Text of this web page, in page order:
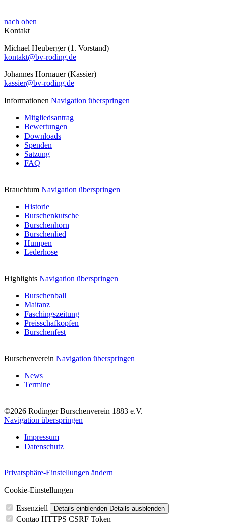
nach oben
Kontakt
Michael Heuberger (1. Vorstand)
kontakt@bv-roding.de
Johannes Hornauer (Kassier)
kassier@bv-roding.de
Informationen Navigation überspringen
Mitgliedsantrag
Bewertungen
Downloads
Spenden
Satzung
FAQ
Brauchtum Navigation überspringen
Historie
Burschenkutsche
Burschenhorn
Burschenlied
Humpen
Lederhose
Highlights Navigation überspringen
Burschenball
Maitanz
Faschingszeitung
Preisschafkopfen
Burschenfest
Burschenverein Navigation überspringen
News
Termine
©2026 Rodinger Burschenverein 1883 e.V.
Navigation überspringen
Impressum
Datenschutz
Privatsphäre-Einstellungen ändern
Cookie-Einstellungen
Essenziell Details einblenden Details ausblenden
Contao HTTPS CSRF Token